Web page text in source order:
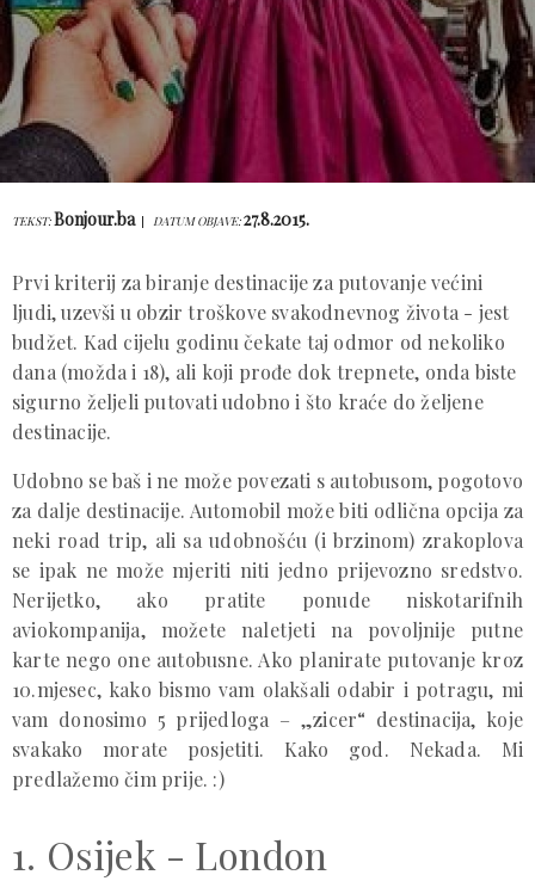
TEKST:Bonjour.ba DATUM OBJAVE:27.8.2015.
Prvi kriterij za biranje destinacije za putovanje većini
ljudi, uzevši u obzir troškove svakodnevnog života - jest
budžet. Kad cijelu godinu čekate taj odmor od nekoliko
dana (možda i 18), ali koji prođe dok trepnete, onda biste
sigurno željeli putovati udobno i što kraće do željene
destinacije.
Udobno se baš i ne može povezati s autobusom, pogotovo
za dalje destinacije. Automobil može biti odlična opcija za
neki road trip, ali sa udobnošću (i brzinom) zrakoplova
se ipak ne može mjeriti niti jedno prijevozno sredstvo.
Nerijetko, ako pratite ponude niskotarifnih
aviokompanija, možete naletjeti na povoljnije putne
karte nego one autobusne. Ako planirate putovanje kroz
10.mjesec, kako bismo vam olakšali odabir i potragu, mi
vam donosimo 5 prijedloga – „zicer“ destinacija, koje
svakako morate posjetiti. Kako god. Nekada. Mi
predlažemo čim prije. :)
1. Osijek - London